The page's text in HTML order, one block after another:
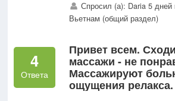
Что делать и как
Спросил (а): Daria 5 дней
Вьетнам (общий раздел)
4
Ответа
Привет всем.
массажи - не
Массажируют
ощущения